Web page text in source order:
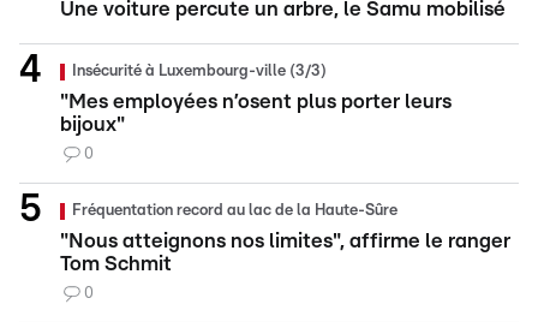
Une voiture percute un arbre, le Samu mobilisé
Insécurité à Luxembourg-ville (3/3)
"Mes employées n’osent plus porter leurs
bijoux"
0
Fréquentation record au lac de la Haute-Sûre
"Nous atteignons nos limites", affirme le ranger
Tom Schmit
0